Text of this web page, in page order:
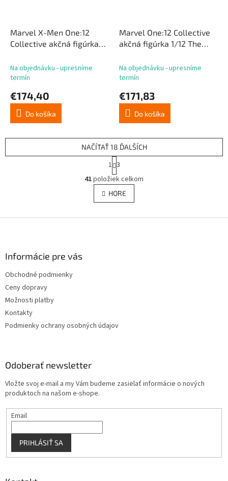
Marvel X-Men One:12
Collective akčná figúrka
Na objednávku - upresníme
termín
€174,40
Do košíka
Marvel One:12 Collective
akčná figúrka 1/12 The
Na objednávku - upresníme
termín
€171,83
Do košíka
O
v
l
á
p
NAČÍTAŤ 18 ĎALŠÍCH
S
t
r
á
n
k
v
1 3
41položiek celkom
HORE
Informácie pre vás
Obchodné podmienky
Ceny dopravy
Možnosti platby
Kontakty
Podmienky ochrany osobných údajov
Odoberať newsletter
Vložte svoj e-mail a my Vám budeme zasielať informácie o nových
produktoch na našom e-shope.
Email
PRIHLÁSIŤ SA